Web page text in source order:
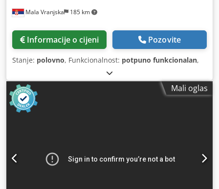
Mala Vranjska 185 km
Informacije o cijeni Pozovite
Stanje: polovno, Funkcionalnost: potpuno funkcionalan,
Mali oglas